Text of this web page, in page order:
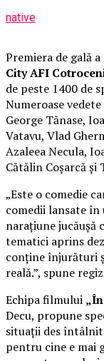
native
Premiera de gală
City AFI
de peste 1400 de
Numeroase
George Tănase,
Vatavu, Vlad
Azaleea Necula,
Cătălin Coșarcă și
„Este o comedie
comedii lansate
narațiune jucăușă
tematici aprins
conține înjurături
reală.”, spune
Echipa filmului
Decu, propune
situații des
pentru cine e mai